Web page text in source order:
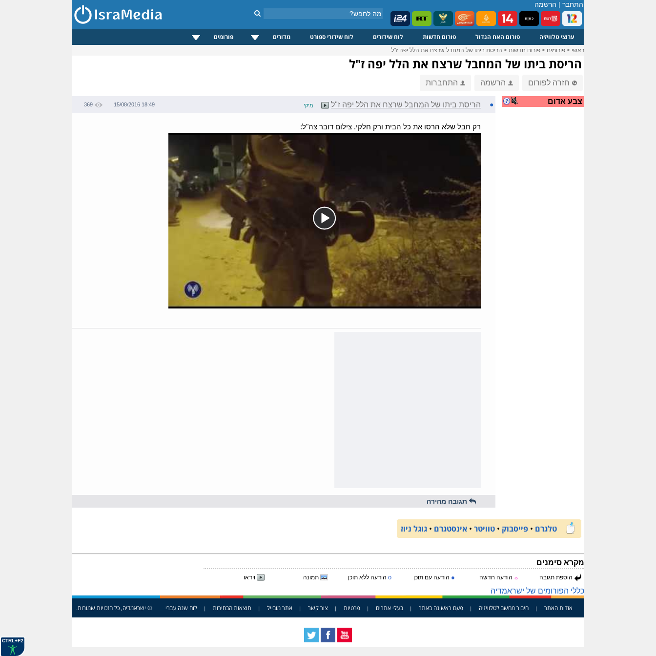
CTRL+F2
התחבר | הרשמה
ערוצי טלוויזיה פורום האח הגדול פורום חדשות לוח שידורים לוח שידורי ספורט מדורים פורומים
ראשי > פורומים > פורום חדשות > הריסת ביתו של המחבל שרצח את הלל יפה ז"ל
הריסת ביתו של המחבל שרצח את הלל יפה ז"ל
חזרה לפורום הרשמה התחברות
צבע אדום ● הריסת ביתו של המחבל שרצח את הלל יפה ז"ל מיקי 15/08/2016 18:49
369
רק חבל שלא הרסו את כל הבית ורק חלקי. צילום דובר צה"ל:
תגובה מהירה
טלגרם • פייסבוק • טוויטר • אינסטגרם • גוגל ניוז
מקרא סימנים
הוספת תגובה ☼ הודעה חדשה ● הודעה עם תוכן o הודעה ללא תוכן תמונה וידאו
כללי הפורומים של ישראמדיה
© ישראמדיה, כל הזכויות שמורות. אודות האתר | חיבור מחשב לטלוויזיה | פעם ראשונה באתר | בעלי אתרים | פרטיות | צור קשר | אתר מובייל | תוצאות הבחירות | לוח שנה עברי